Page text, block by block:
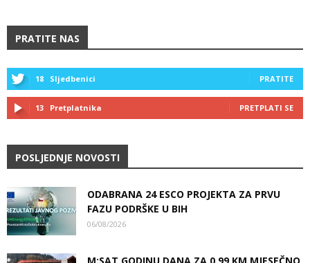
PRATITE NAS
18 Sljedbenici PRATITE
13 Pretplatnika PRETPLATI SE
POSLJEDNJE NOVOSTI
ODABRANA 24 ESCO PROJEKTA ZA PRVU
FAZU PODRŠKE U BIH
06/08/2026